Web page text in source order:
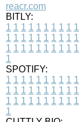
reacr.com
BITLY:
1 1 1 1 1 1 1 1 1 1
1 1 1 1 1 1 1 1 1 1
1 1 1 1 1 1 1 1 1 1
1
SPOTIFY:
1 1 1 1 1 1 1 1 1 1
1 1 1 1 1 1 1 1 1 1
1 1 1 1 1 1 1 1 1 1
1